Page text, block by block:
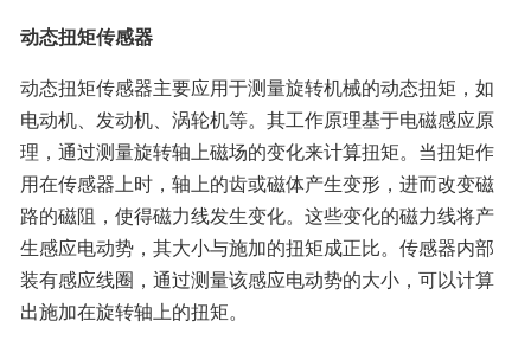
动态扭矩传感器
动态扭矩传感器主要应用于测量旋转机械的动态扭矩，如
电动机、发动机、涡轮机等。其工作原理基于电磁感应原
理，通过测量旋转轴上磁场的变化来计算扭矩。当扭矩作
用在传感器上时，轴上的齿或磁体产生变形，进而改变磁
路的磁阻，使得磁力线发生变化。这些变化的磁力线将产
生感应电动势，其大小与施加的扭矩成正比。传感器内部
装有感应线圈，通过测量该感应电动势的大小，可以计算
出施加在旋转轴上的扭矩。